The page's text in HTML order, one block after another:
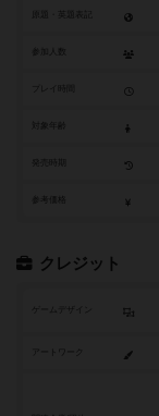
参加人数
参考価格
クレジット
ゲームデザイン
アートワーク